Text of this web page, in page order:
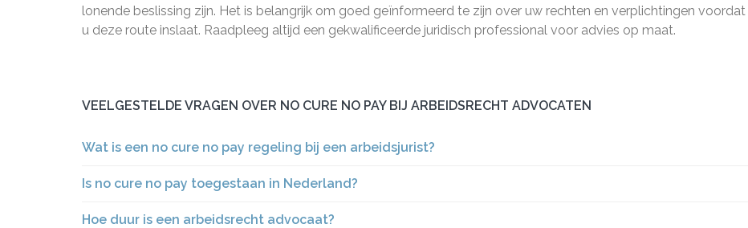
lonende beslissing zijn. Het is belangrijk om goed geïnformeerd te zijn over uw rechten en verplichtingen voordat
u deze route inslaat. Raadpleeg altijd een gekwalificeerde juridisch professional voor advies op maat.
VEELGESTELDE VRAGEN OVER NO CURE NO PAY BIJ ARBEIDSRECHT ADVOCATEN
Wat is een no cure no pay regeling bij een arbeidsjurist?
Is no cure no pay toegestaan in Nederland?
Hoe duur is een arbeidsrecht advocaat?